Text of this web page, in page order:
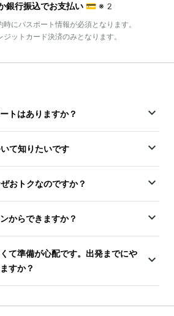
銀行振込でお支払い 💳 ※2
パスポート情報が必須となります。
トカード決済のみとなります。
トはありますか？
て知りたいです
おトクなのですか？
からできますか？
て準備が心配です。出発までにや
すか？